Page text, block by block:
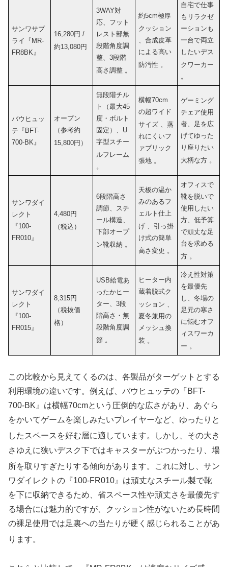
サンワサプ
ライ『MR-
FR8BK』
16,280円 /
約13,080円
3WAY対
応、フット
レスト部無
段階角度調
整、3段階
高さ調整 。
約5cm極厚
クッション
、合成皮革
による高い
防汚性 。
自宅で仕事
もリラクゼ
ーションも
一台で両立
したいデス
クワーカー
。
バウヒュッ
テ『BFT-
700-BK』
オープン
（参考約
15,800円）
無段階チル
ト（最大45
度・ボルト
固定）、U
字型スチー
ルフレーム
。
横幅70cm
の超ワイド
サイズ
、蒸
れにくいフ
ァブリック
張地 。
ゲーミング
チェア使用
者、足を広
げてゆった
り座りたい
大柄な方 。
サンワダイ
レクト
『100-
FR010』
4,480円
（税込）
6段階高さ
調節、スチ
ール構造、
下部オープ
ン靴収納 。
天板の温か
みのあるフ
ェルト仕上
げ
、引っ掛
け式の簡単
高さ変更 。
オフィスで
靴を脱いで
使用したい
方、低予算
で頑丈な足
台を求める
方 。
サンワダイ
レクト
『100-
FR015』
8,315円
（税抜価
格）
USB給電あ
ったかヒー
ター、3段
階高さ・無
段階角度調
節 。
ヒーター内
蔵着脱式ク
ッション
夏冬兼用の
メッシュ換
装 。
冷え性対策
を最優先
し、冬場の
足元の寒さ
に悩むオフ
ィスワーカ
ー 。
この比較から見えてくるのは、各製品がターゲットとする
利用環境の違いです。例えば、バウヒュッテの『BFT-
700-BK』は横幅70cmという圧倒的な広さがあり、あぐら
をかいてゲームを楽しみたいプレイヤーなど、ゆったりと
したスペースを好む層に適しています。しかし、その大き
さゆえに狭いデスク下ではキャスターがぶつかったり、場
所を取りすぎたりする傾向があります。これに対し、サン
ワダイレクトの『100-FR010』は頑丈なスチール製で靴
を下に収納できるため、省スペース性や頑丈さを最優先す
る場合には魅力的ですが、クッション性がないため長時間
の裸足使用では足裏への当たりが硬く感じられることがあ
ります。